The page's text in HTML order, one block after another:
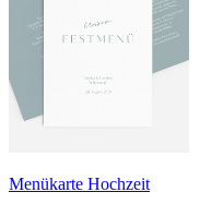
Menükarte Hochzeit